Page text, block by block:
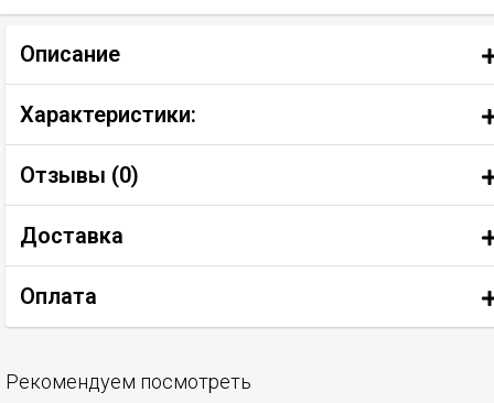
Описание
Характеристики:
Отзывы (0)
Доставка
Оплата
Рекомендуем посмотреть